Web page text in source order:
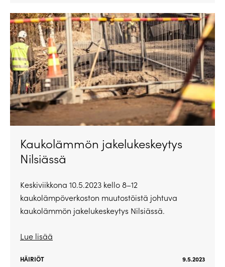
Kaukolämmön jakelukeskeytys
Nilsiässä
Keskiviikkona 10.5.2023 kello 8–12
kaukolämpöverkoston muutostöistä johtuva
kaukolämmön jakelukeskeytys Nilsiässä.
Lue lisää
HÄIRIÖT 9.5.2023